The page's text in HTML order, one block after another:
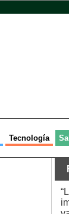
Tecnología